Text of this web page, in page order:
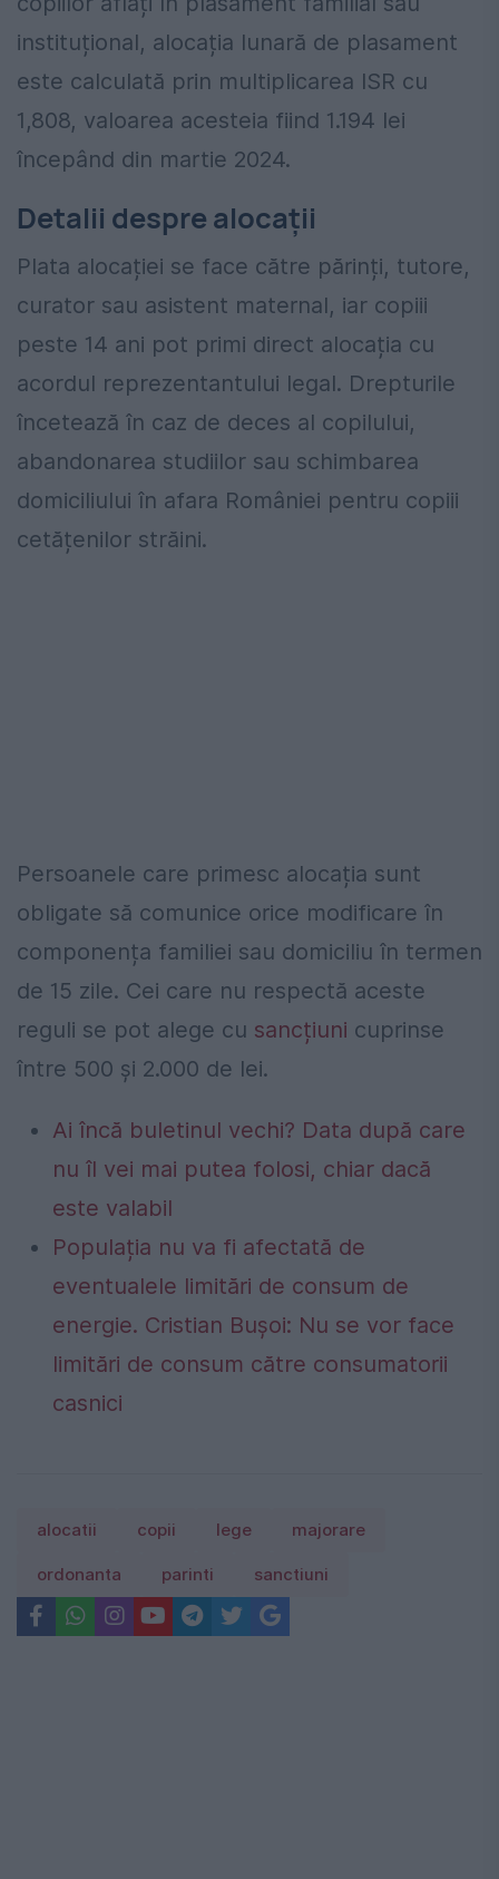
instituțional, alocația lunară de plasament
este calculată prin multiplicarea ISR cu
1,808, valoarea acesteia fiind 1.194 lei
începând din martie 2024.
Detalii despre alocații
Plata alocației se face către părinți, tutore,
curator sau asistent maternal, iar copiii
peste 14 ani pot primi direct alocația cu
acordul reprezentantului legal. Drepturile
încetează în caz de deces al copilului,
abandonarea studiilor sau schimbarea
domiciliului în afara României pentru copiii
cetățenilor străini.
Persoanele care primesc alocația sunt
obligate să comunice orice modificare în
componența familiei sau domiciliu în termen
de 15 zile. Cei care nu respectă aceste
reguli se pot alege cu sancțiuni cuprinse
între 500 și 2.000 de lei.
Ai încă buletinul vechi? Data după care
nu îl vei mai putea folosi, chiar dacă
este valabil
Populația nu va fi afectată de
eventualele limitări de consum de
energie. Cristian Bușoi: Nu se vor face
limitări de consum către consumatorii
casnici
alocatii copii lege majorare
ordonanta parinti sanctiuni